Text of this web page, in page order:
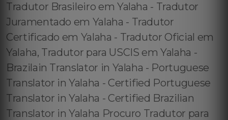
Tradutor Brasileiro em Yalaha - Tradutor
Juramentado em Yalaha - Tradutor
Certificado em Yalaha - Tradutor Oficial em
Yalaha, Tradutor para USCIS em Yalaha -
Brazilain Translator in Yalaha - Portuguese
Translator in Yalaha - Certified Portuguese
Translator in Yalaha - Certified Brazilian
Translator in Yalaha Procuro Tradutor para